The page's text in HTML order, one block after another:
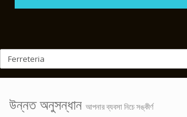
উন্নত অনুসন্ধান আপনার ব্যবসা নিচে সঙ্কীর্ণ